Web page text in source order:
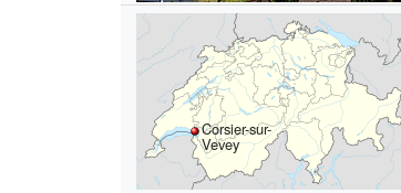
Corsier-sur-
Vevey